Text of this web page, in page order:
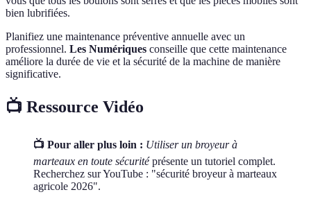
bien lubrifiées.
Planifiez une maintenance préventive annuelle avec un
professionnel. Les Numériques conseille que cette maintenance
améliore la durée de vie et la sécurité de la machine de manière
significative.
📺 Ressource Vidéo
📺 Pour aller plus loin : Utiliser un broyeur à
marteaux en toute sécuritéprésente un tutoriel complet.
Recherchez sur YouTube : "sécurité broyeur à marteaux
agricole 2026".